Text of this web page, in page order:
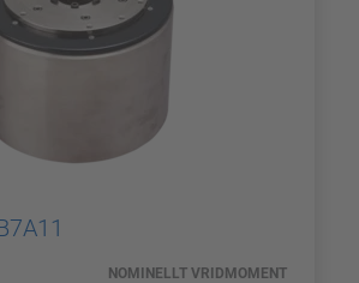
NOMINELLT VRIDMOMENT